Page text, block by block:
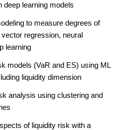
deep learning models
to measure degrees of
regression, neural
learning
models (VaR and ES) using ML
liquidity dimension
analysis using clustering and
of liquidity risk with a